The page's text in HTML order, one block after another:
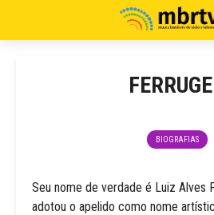
BIOGRAFIAS
Seu nome de verdade é Luiz Alves
adotou o apelido como nome